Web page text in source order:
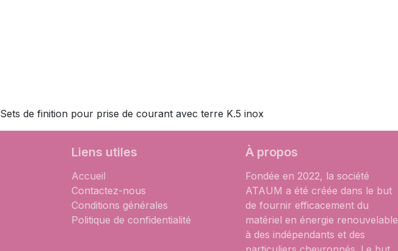
Sets de finition pour prise de courant avec terre K.5 inox
Liens utiles
Accueil
Contactez-nous
Conditions générales
Politique de confidentialité
À propos
Fondée en 2022, la société
ATAUM a été créée dans le but
de fournir efficacement du
matériel en énergie renouvelable
à des indépendants et des